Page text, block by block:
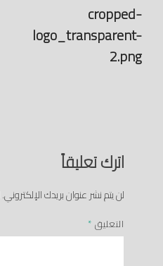
cropped-
logo_transparent-
2.png
اترك تعليقاً
لن يتم نشر عنوان بريدك الإلكتروني.
التعليق *